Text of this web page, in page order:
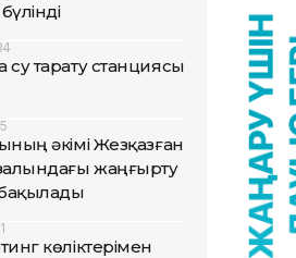
тарату станциясы
әкімі Жезқазған
жаңғырту
көліктерімен